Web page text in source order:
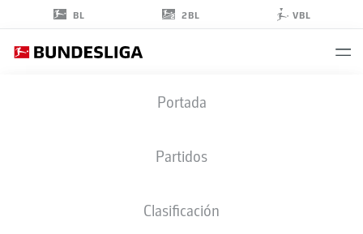
BL 2BL VBL
Portada
Partidos
Clasificación
AUGUSTINSSON